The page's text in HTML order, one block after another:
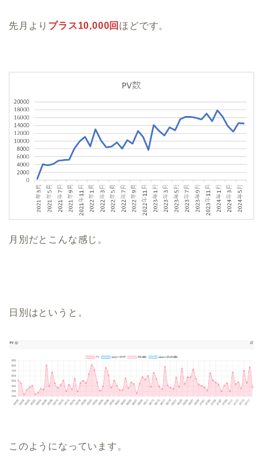
先月より プラス10,000回 ほどです。
月別だとこんな感じ。
日別はというと。
このようになっています。